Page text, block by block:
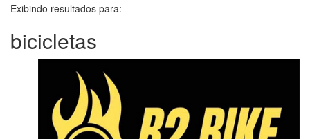
Exibindo resultados para:
bicicletas